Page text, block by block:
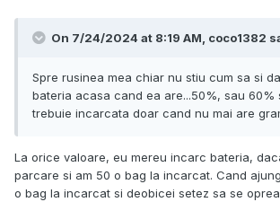
On 7/24/2024 at 8:19 AM, coco1382
Spre rusinea mea chiar nu stiu cum sa si
bateria acasa cand ea are...50%, sau 60%
trebuie incarcata doar cand nu mai are
La orice valoare, eu mereu incarc bateria,
parcare si am 50 o bag la incarcat. Cand
o bag la incarcat si deobicei setez sa se